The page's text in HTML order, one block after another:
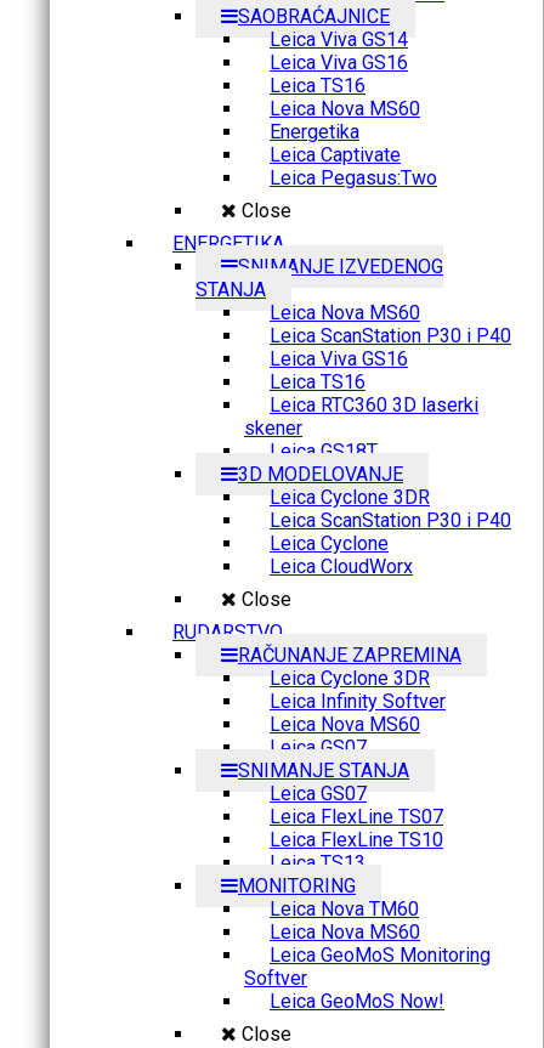
SAOBRAĆAJNICE
Leica Viva GS14
Leica Viva GS16
Leica TS16
Leica Nova MS60
Energetika
Leica Captivate
Leica Pegasus:Two
Close
ENERGETIKA
SNIMANJE IZVEDENOG
STANJA
Leica Nova MS60
Leica ScanStation P30 i P40
Leica Viva GS16
Leica TS16
Leica RTC360 3D laserki
skener
Leica GS18T
3D MODELOVANJE
Leica Cyclone 3DR
Leica ScanStation P30 i P40
Leica Cyclone
Leica CloudWorx
Close
RUDARSTVO
RAČUNANJE ZAPREMINA
Leica Cyclone 3DR
Leica Infinity Softver
Leica Nova MS60
Leica GS07
SNIMANJE STANJA
Leica GS07
Leica FlexLine TS07
Leica FlexLine TS10
Leica TS13
MONITORING
Leica Nova TM60
Leica Nova MS60
Leica GeoMoS Monitoring
Softver
Leica GeoMoS Now!
Close